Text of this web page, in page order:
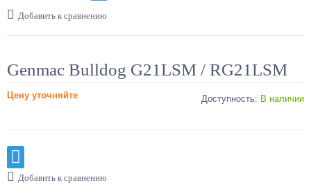
Добавить к сравнению
Genmac Bulldog G21LSM / RG21LSM
Цену уточняйте Доступность: В наличии
Добавить к сравнению